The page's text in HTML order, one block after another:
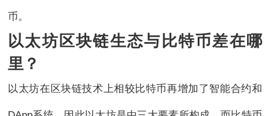
币。
以太坊区块链生态与比特币差在哪
里？
以太坊在区块链技术上相较比特币再增加了智能合约和